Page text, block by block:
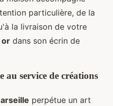
particulière, de la
la livraison de votre
or dans son écrin de
service de créations
perpétue un art